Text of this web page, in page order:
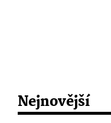
Nejnovější